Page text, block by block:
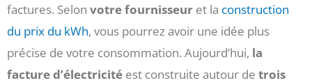
factures. Selon votre fournisseur et la construction
du prix du kWh, vous pourrez avoir une idée plus
précise de votre consommation. Aujourd’hui, la
facture d’électricité est construite autour de trois